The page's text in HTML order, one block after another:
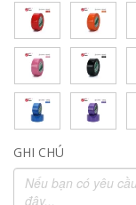
GHI CHÚ